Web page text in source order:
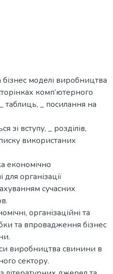
моделі виробництва
комп’ютерного
таблиць, _ посилання на
зі вступу, _ розділів,
використаних
економічно
організації
сучасних
організаційні та
та впровадження бізнес
виробництва свинини в
сектору.